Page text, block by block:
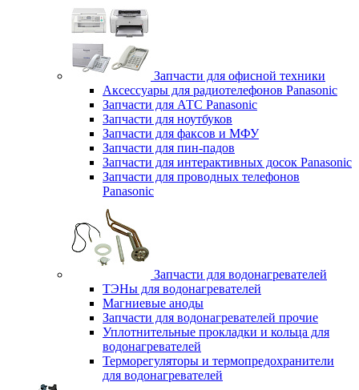
Запчасти для офисной техники
Аксессуары для радиотелефонов Panasonic
Запчасти для АТС Panasonic
Запчасти для ноутбуков
Запчасти для факсов и МФУ
Запчасти для пин-падов
Запчасти для интерактивных досок Panasonic
Запчасти для проводных телефонов
Panasonic
Запчасти для водонагревателей
ТЭНы для водонагревателей
Магниевые аноды
Запчасти для водонагревателей прочие
Уплотнительные прокладки и кольца для
водонагревателей
Терморегуляторы и термопредохранители
для водонагревателей